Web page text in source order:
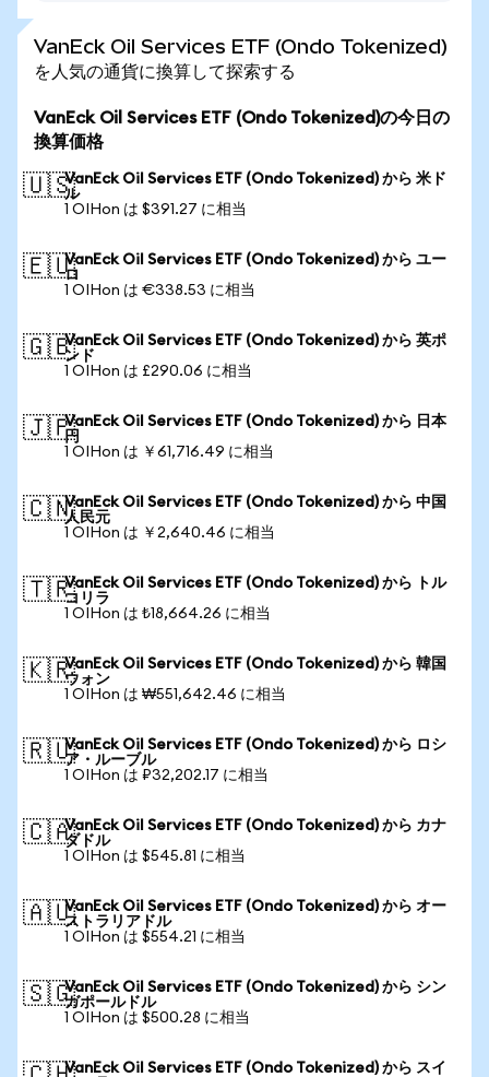
VanEck Oil Services ETF (Ondo Tokenized)
を人気の通貨に換算して探索する
VanEck Oil Services ETF (Ondo Tokenized)の今日の
換算価格
🇺🇸VanEck Oil Services ETF (Ondo Tokenized) から 米ド
ル
1 OIHon は $391.27 に相当
🇪🇺VanEck Oil Services ETF (Ondo Tokenized) から ユー
ロ
1 OIHon は €338.53 に相当
🇬🇧VanEck Oil Services ETF (Ondo Tokenized) から 英ポ
ンド
1 OIHon は £290.06 に相当
🇯🇵VanEck Oil Services ETF (Ondo Tokenized) から 日本
円
1 OIHon は ￥61,716.49 に相当
🇨🇳VanEck Oil Services ETF (Ondo Tokenized) から 中国
人民元
1 OIHon は ￥2,640.46 に相当
🇹🇷VanEck Oil Services ETF (Ondo Tokenized) から トル
コリラ
1 OIHon は ₺18,664.26 に相当
🇰🇷VanEck Oil Services ETF (Ondo Tokenized) から 韓国
ウォン
1 OIHon は ₩551,642.46 に相当
🇷🇺VanEck Oil Services ETF (Ondo Tokenized) から ロシ
ア・ルーブル
1 OIHon は ₽32,202.17 に相当
🇨🇦VanEck Oil Services ETF (Ondo Tokenized) から カナ
ダドル
1 OIHon は $545.81 に相当
🇦🇺VanEck Oil Services ETF (Ondo Tokenized) から オー
ストラリアドル
1 OIHon は $554.21 に相当
🇸🇬VanEck Oil Services ETF (Ondo Tokenized) から シン
ガポールドル
1 OIHon は $500.28 に相当
VanEck Oil Services ETF (Ondo Tokenized) から スイ